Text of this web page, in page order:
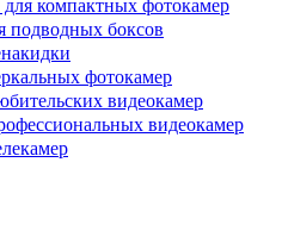
компактных фотокамер
подводных боксов
накидки
фотокамер
видеокамер
видеокамер